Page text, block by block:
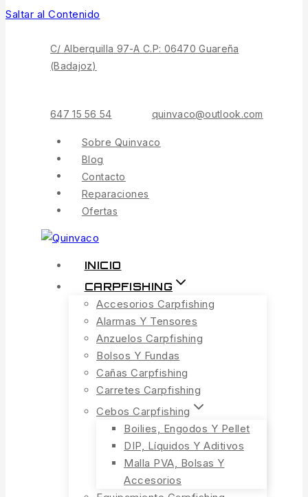
Saltar al Contenido
C/ Alberquilla 97-A C.P: 06470 Guareña
(Badajoz)
647 15 56 54 quinvaco@outlook.com
Sobre Quinvaco
Blog
Contacto
Reparaciones
Ofertas
INICIO
CARPFISHING
Accesorios Carpfishing
Alarmas Y Tensores
Anzuelos Carpfishing
Bolsos Y Fundas
Cañas Carpfishing
Carretes Carpfishing
Cebos Carpfishing
Boilies, Engodos Y Pellet
DIP, Líquidos Y Aditivos
Malla PVA, Bolsas Y
Accesorios